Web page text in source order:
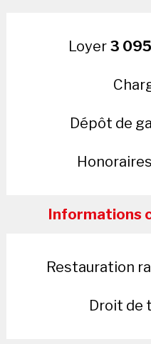
Loyer 3
Dépôt de
Honoraires
Informations
Restauration
Droit de